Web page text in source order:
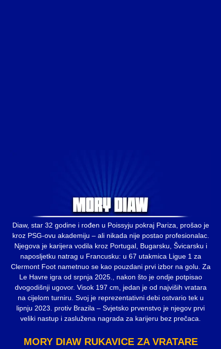
Diaw, star 32 godine i rođen u Poissyju pokraj Pariza, prošao je
kroz PSG-ovu akademiju – ali nikada nije postao profesionalac.
Njegova je karijera vodila kroz Portugal, Bugarsku, Švicarsku i
naposljetku natrag u Francusku: u 67 utakmica Ligue 1 za
Clermont Foot nametnuo se kao pouzdani prvi izbor na golu. Za
Le Havre igra od srpnja 2025., nakon što je ondje potpisao
dvogodišnji ugovor. Visok 197 cm, jedan je od najviših vratara
na cijelom turniru. Svoj je reprezentativni debi ostvario tek u
lipnju 2023. protiv Brazila – Svjetsko prvenstvo je njegov prvi
veliki nastup i zaslužena nagrada za karijeru bez prečaca.
MORY DIAW RUKAVICE ZA VRATARE